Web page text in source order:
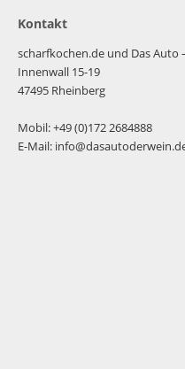
Kontakt
scharfkochen.de und Das Auto
Innenwall 15-19
47495 Rheinberg
Mobil: +49 (0)172 2684888
E-Mail: